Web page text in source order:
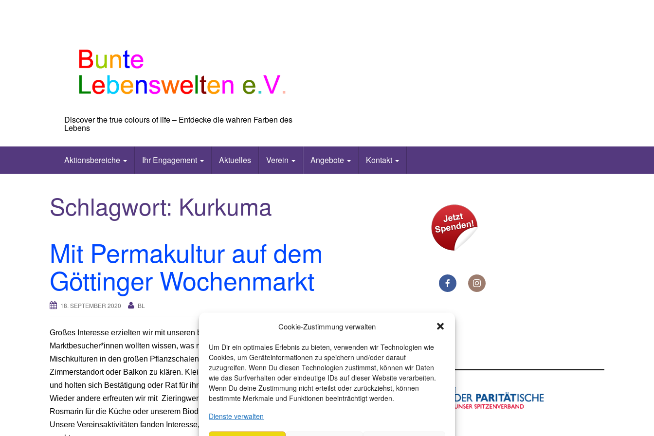
Cookie-Zustimmung verwalten
Um Dir ein optimales Erlebnis zu bieten, verwenden wir Technologien wie
Cookies, um Geräteinformationen zu speichern und/oder darauf
zuzugreifen. Wenn Du diesen Technologien zustimmst, können wir Daten
wie das Surfverhalten oder eindeutige IDs auf dieser Website verarbeiten.
Wenn Du deine Zustimmung nicht erteilst oder zurückziehst, können
bestimmte Merkmale und Funktionen beeinträchtigt werden.
Dienste verwalten
Discover the true colours of life – Entdecke die wahren Farben des
Lebens
Aktionsbereiche Ihr Engagement Aktuelles Verein Angebote Kontakt
Schlagwort: Kurkuma
Mit Permakultur auf dem
Göttinger Wochenmarkt
18. SEPTEMBER 2020 BL
Großes Interesse erzielten wir mit unseren besonderen Zimmer- und Gartenpflanzen. Die
Marktbesucher*innen wollten wissen, was man unter Permakultur versteht, andere beugten sich über die
Mischkulturen in den großen Pflanzschalen. Wieder andere suchten Spezialfragen für ihren
Zimmerstandort oder Balkon zu klären. Kleingärtner*innen hinterließen manch spannenden Pflanztrick
und holten sich Bestätigung oder Rat für ihre Aktivitäten.
Wieder andere erfreuten wir mit Zieringwer für den Balkon, Klivia fürs Wohnzimmer oder Kurkuma und
Rosmarin für die Küche oder unserem Biodünger für die häuslichen Topfpflanzen.
Unsere Vereinsaktivitäten fanden Interesse, weil wir uns auf Lernniveau zum Klimaschutz verständlich